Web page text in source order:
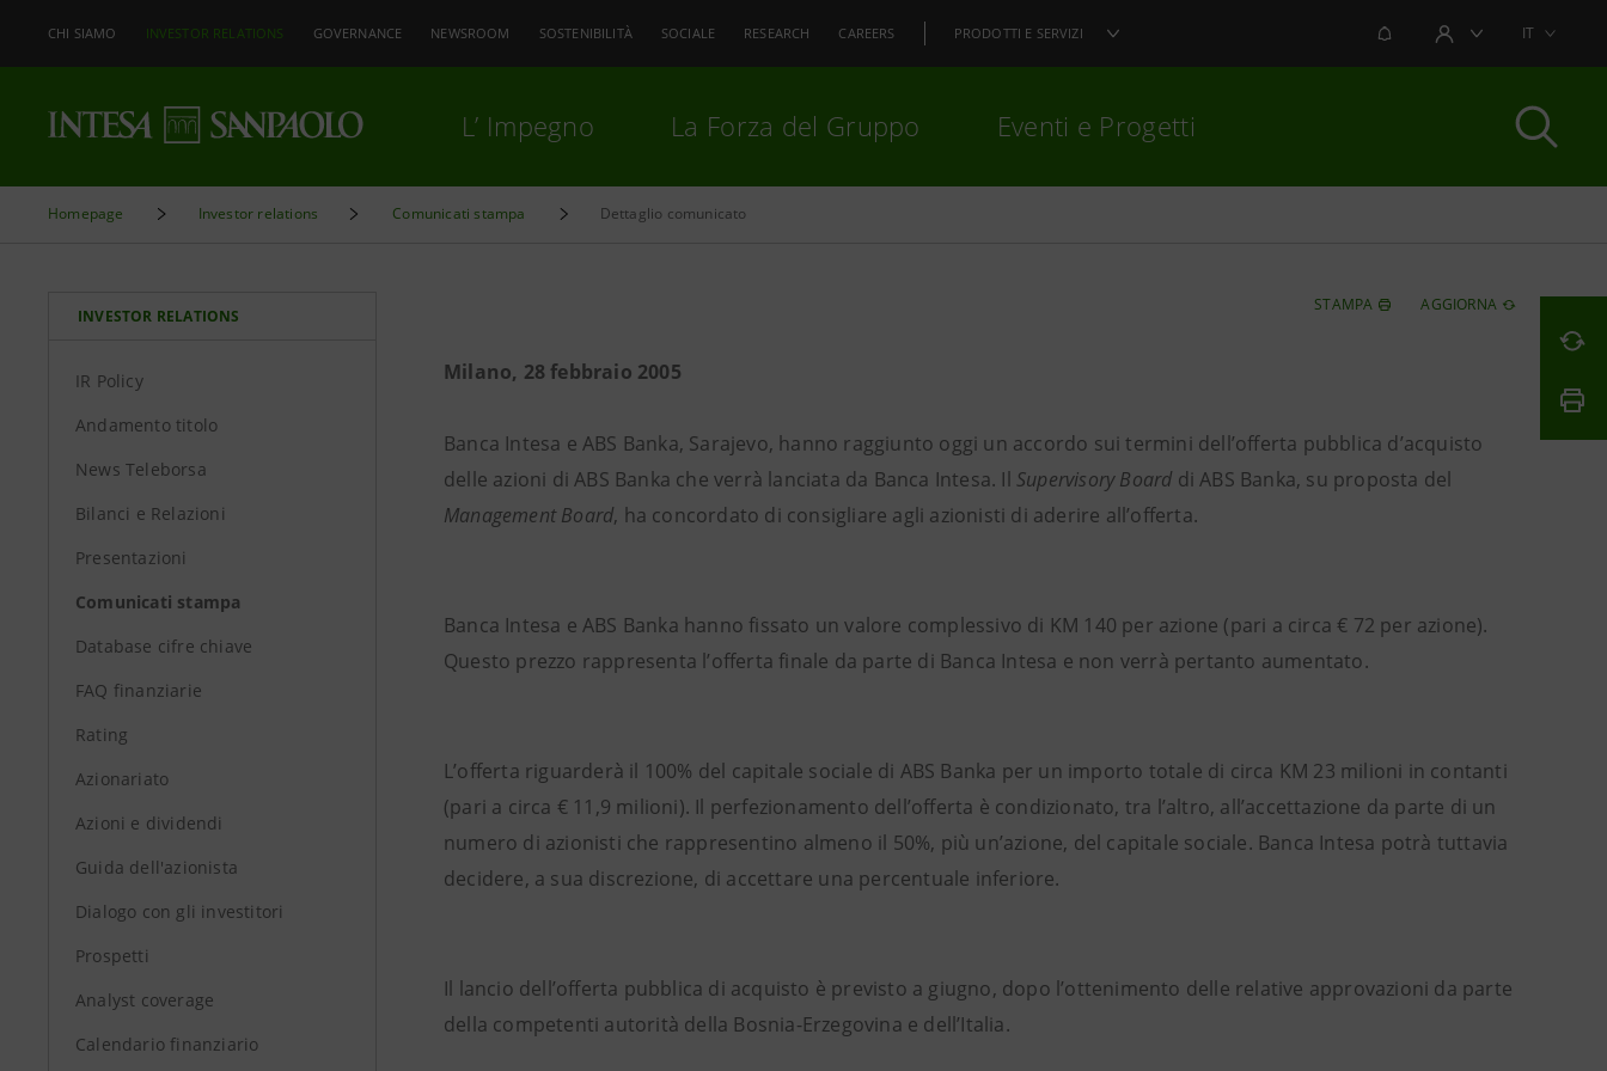
CHI SIAMO INVESTOR RELATIONS GOVERNANCE NEWSROOM SOSTENIBILITÀ SOCIALE RESEARCH CAREERS PRODOTTI E SERVIZI NOTIFICHEAREA UTENTEIT
L’ Impegno La Forza del Gruppo Eventi e Progetti
Homepage Investor relations Comunicati stampa Dettaglio comunicato
INVESTOR RELATIONS
IR Policy
Andamento titolo
News Teleborsa
Bilanci e Relazioni
Presentazioni
Comunicati stampa
Database cifre chiave
FAQ finanziarie
Rating
Azionariato
Azioni e dividendi
Guida dell'azionista
Dialogo con gli investitori
Prospetti
Analyst coverage
Calendario finanziario
STAMPA AGGIORNA
Milano, 28 febbraio 2005
Banca Intesa e ABS Banka, Sarajevo, hanno raggiunto oggi un accordo sui termini dell’offerta pubblica d’acquisto
delle azioni di ABS Banka che verrà lanciata da Banca Intesa. Il Supervisory Board di ABS Banka, su proposta del
Management Board, ha concordato di consigliare agli azionisti di aderire all’offerta.
Banca Intesa e ABS Banka hanno fissato un valore complessivo di KM 140 per azione (pari a circa € 72 per azione).
Questo prezzo rappresenta l’offerta finale da parte di Banca Intesa e non verrà pertanto aumentato.
L’offerta riguarderà il 100% del capitale sociale di ABS Banka per un importo totale di circa KM 23 milioni in contanti
(pari a circa € 11,9 milioni). Il perfezionamento dell’offerta è condizionato, tra l’altro, all’accettazione da parte di un
numero di azionisti che rappresentino almeno il 50%, più un’azione, del capitale sociale. Banca Intesa potrà tuttavia
decidere, a sua discrezione, di accettare una percentuale inferiore.
Il lancio dell’offerta pubblica di acquisto è previsto a giugno, dopo l’ottenimento delle relative approvazioni da parte
della competenti autorità della Bosnia-Erzegovina e dell’Italia.